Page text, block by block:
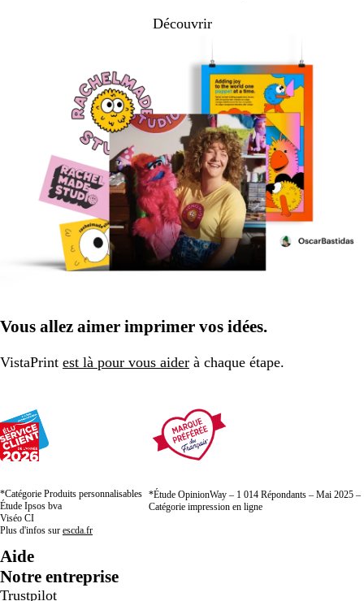
Découvrir
Vous allez aimer imprimer vos idées.
VistaPrint est là pour vous aider à chaque étape.
*Catégorie Produits personnalisables
Étude Ipsos bva
Viséo CI
Plus d'infos sur escda.fr
*Étude OpinionWay – 1 014 Répondants – Mai 2025 –
Catégorie impression en ligne
Aide
Notre entreprise
Trustpilot